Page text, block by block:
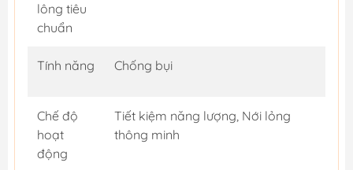
lông tiêu
chuẩn
Tính năng Chống bụi
Chế độ
hoạt
động
Tiết kiệm năng lượng, Nới lỏng
thông minh